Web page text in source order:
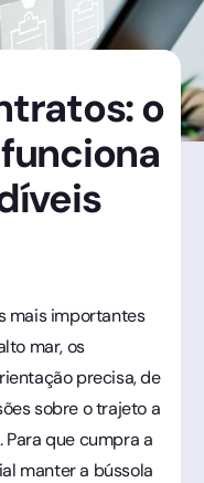
o
mais importantes
mar, os
precisa, de
sobre o trajeto a
que cumpra a
manter a bússola